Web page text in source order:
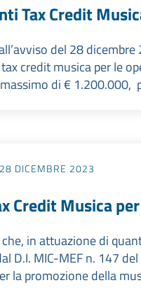
Tax Credit
del 28
credit musica per le
di € 1.200.000,
DICEMBRE 2023
Credit Musica
in attuazione di
D.I. MIC-MEF n. 147
la promozione della